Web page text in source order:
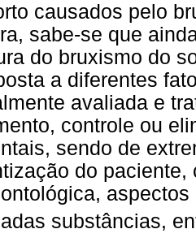
causados pelo
sabe-se que
do bruxismo do
a diferentes
avaliada e
controle ou
sendo de
do
substâncias,